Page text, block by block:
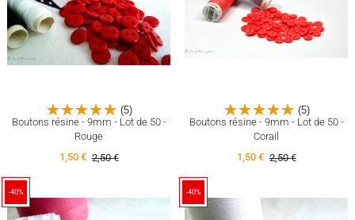
(5)
Boutons résine - 9mm - Lot de 50 -
Rouge
1,50 € 2,50 €
(5)
Boutons résine - 9mm - Lot de 50 -
Corail
1,50 € 2,50 €
-40% -40%